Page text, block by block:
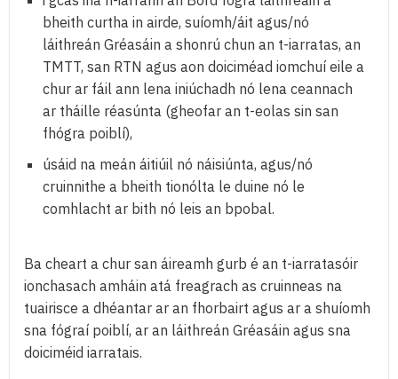
bheith curtha in airde, suíomh/áit agus/nó
láithreán Gréasáin a shonrú chun an t-iarratas, an
TMTT, san RTN agus aon doiciméad iomchuí eile a
chur ar fáil ann lena iniúchadh nó lena ceannach
ar tháille réasúnta (gheofar an t-eolas sin san
fhógra poiblí),
úsáid na meán áitiúil nó náisiúnta, agus/nó
cruinnithe a bheith tionólta le duine nó le
comhlacht ar bith nó leis an bpobal.
Ba cheart a chur san áireamh gurb é an t-iarratasóir
ionchasach amháin atá freagrach as cruinneas na
tuairisce a dhéantar ar an fhorbairt agus ar a shuíomh
sna fógraí poiblí, ar an láithreán Gréasáin agus sna
doiciméid iarratais.